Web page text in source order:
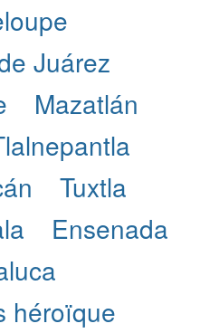
Juárez
Mazatlán
Tuxtla
Ensenada
héroïque